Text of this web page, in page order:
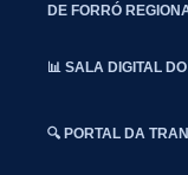
DE FORRÓ
📊 SALA DIGITAL
🔍 PORTAL DA